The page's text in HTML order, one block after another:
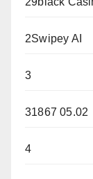
2Swipey AI
3
31867 05.02
4